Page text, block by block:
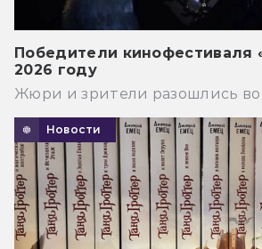
Победители кинофестиваля
2026 году
Жюри и зрители разошлись
Новости